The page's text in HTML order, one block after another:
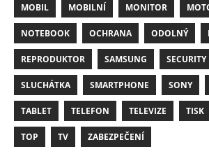
MOBIL MOBILNÍ MONITOR
NOTEBOOK OCHRANA ODOLNÝ
REPRODUKTOR SAMSUNG SECURITY
SLUCHÁTKA SMARTPHONE SONY
TABLET TELEFON TELEVIZE TISK
TOP TV ZABEZPEČENÍ